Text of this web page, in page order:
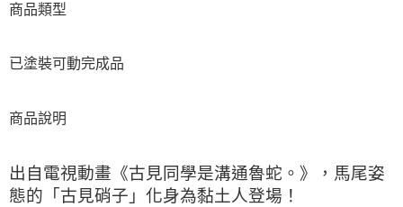
商品類型
已塗裝可動完成品
商品說明
出自電視動畫《古見同學是溝通魯蛇。》，馬尾姿
態的「古見硝子」化身為黏土人登場！